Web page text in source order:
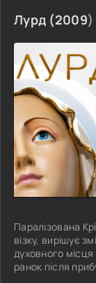
Лурд (2009)
Паралізована
візку, вирішує
духовного
ранок після